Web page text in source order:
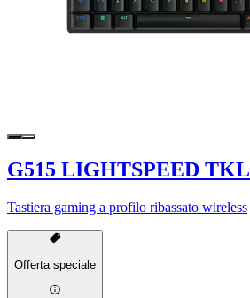
G515 LIGHTSPEED TKL
Tastiera gaming a profilo ribassato wireless
Offerta speciale